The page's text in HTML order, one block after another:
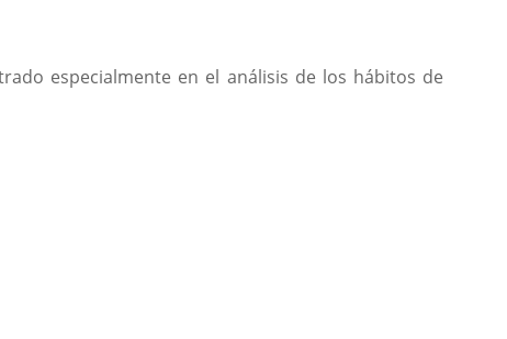
especialmente en el análisis de los hábitos de